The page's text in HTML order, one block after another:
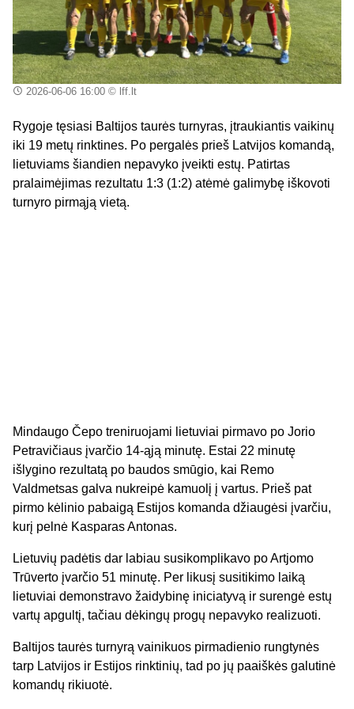
2026-06-06 16:00© lff.lt
Rygoje tęsiasi Baltijos taurės turnyras, įtraukiantis vaikinų
iki 19 metų rinktines. Po pergalės prieš Latvijos komandą,
lietuviams šiandien nepavyko įveikti estų. Patirtas
pralaimėjimas rezultatu 1:3 (1:2) atėmė galimybę iškovoti
turnyro pirmąją vietą.
Mindaugo Čepo treniruojami lietuviai pirmavo po Jorio
Petravičiaus įvarčio 14-ąją minutę. Estai 22 minutę
išlygino rezultatą po baudos smūgio, kai Remo
Valdmetsas galva nukreipė kamuolį į vartus. Prieš pat
pirmo kėlinio pabaigą Estijos komanda džiaugėsi įvarčiu,
kurį pelnė Kasparas Antonas.
Lietuvių padėtis dar labiau susikomplikavo po Artjomo
Trūverto įvarčio 51 minutę. Per likusį susitikimo laiką
lietuviai demonstravo žaidybinę iniciatyvą ir surengė estų
vartų apgultį, tačiau dėkingų progų nepavyko realizuoti.
Baltijos taurės turnyrą vainikuos pirmadienio rungtynės
tarp Latvijos ir Estijos rinktinių, tad po jų paaiškės galutinė
komandų rikiuotė.